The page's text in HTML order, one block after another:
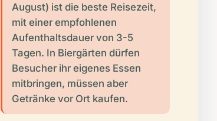
August) ist die beste Reisezeit,
mit einer empfohlenen
Aufenthaltsdauer von 3-5
Tagen. In Biergärten dürfen
Besucher ihr eigenes Essen
mitbringen, müssen aber
Getränke vor Ort kaufen.